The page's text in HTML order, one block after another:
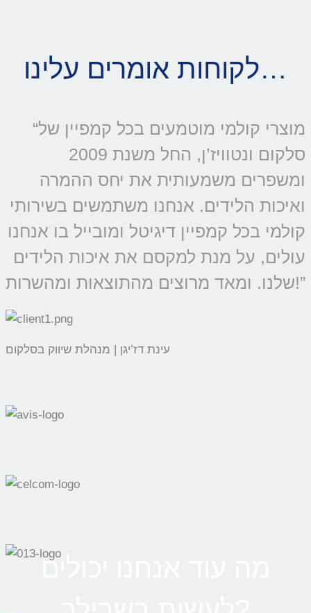
לקוחות אומרים עלינו…
“מוצרי קולמי מוטמעים בכל קמפיין של
סלקום ונטוויז’ן, החל משנת 2009
ומשפרים משמעותית את יחס ההמרה
ואיכות הלידים. אנחנו משתמשים בשירותי
קולמי בכל קמפיין דיגיטל ומובייל בו אנחנו
עולים, על מנת למקסם את איכות הלידים
שלנו. ומאד מרוצים מהתוצאות ומהשרות!”
עינת דז’יגן | מנהלת שיווק בסלקום
מה עוד אנחנו יכולים